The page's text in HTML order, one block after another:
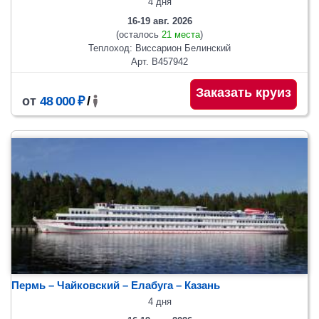
16-19 авг. 2026
(осталось 21 места)
Теплоход: Виссарион Белинский
Арт. В457942
от 48 000 ₽/
Заказать круиз
Пермь – Чайковский – Елабуга – Казань
4 дня